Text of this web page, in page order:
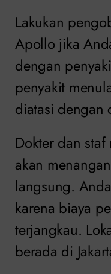
Lakukan
Apollo jika
dengan
penyakit
diatasi dengan
Dokter dan
akan
langsung.
karena biaya
terjangkau.
berada di